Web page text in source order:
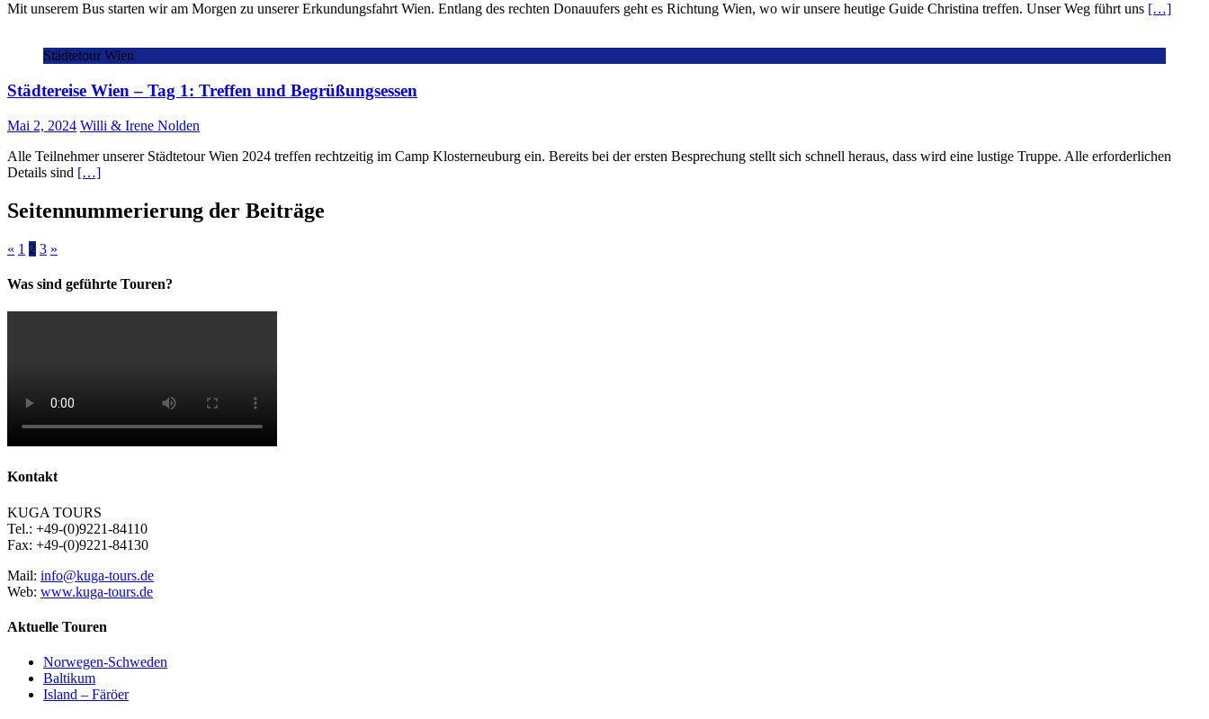
Mit unserem Bus starten wir am Morgen zu unserer Erkundungsfahrt Wien. Entlang des rechten Donauufers geht es Richtung Wien, wo wir unsere heutige Guide Christina treffen. Unser Weg führt uns […]
Städtetour Wien
Städtereise Wien – Tag 1: Treffen und Begrüßungsessen
Mai 2, 2024 Willi & Irene Nolden
Alle Teilnehmer unserer Städtetour Wien 2024 treffen rechtzeitig im Camp Klosterneuburg ein. Bereits bei der ersten Besprechung stellt sich schnell heraus, dass wird eine lustige Truppe. Alle erforderlichen
Details sind […]
Seitennummerierung der Beiträge
« 1 2 3 »
Was sind geführte Touren?
Kontakt
KUGA TOURS
Tel.: +49-(0)9221-84110
Fax: +49-(0)9221-84130
Mail: info@kuga-tours.de
Web: www.kuga-tours.de
Aktuelle Touren
Norwegen-Schweden
Baltikum
Island – Färöer